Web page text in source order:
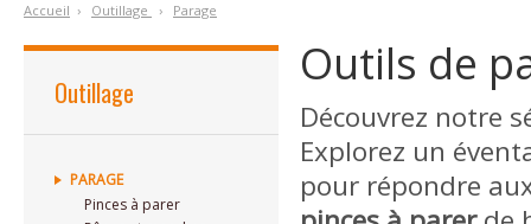
Accueil › Outillage › Parage
Outillage
PARAGE
Pinces à parer
Outils de
Découvrez notre
Explorez un
pour répondre